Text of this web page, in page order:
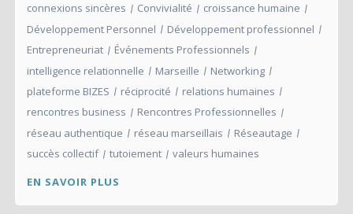
connexions sincères
Convivialité
croissance humaine
Développement Personnel
Développement professionnel
Entrepreneuriat
Événements Professionnels
intelligence relationnelle
Marseille
Networking
plateforme BIZES
réciprocité
relations humaines
rencontres business
Rencontres Professionnelles
réseau authentique
réseau marseillais
Réseautage
succès collectif
tutoiement valeurs humaines
EN SAVOIR PLUS